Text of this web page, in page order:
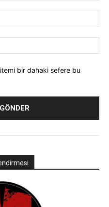
bir dahaki sefere bu